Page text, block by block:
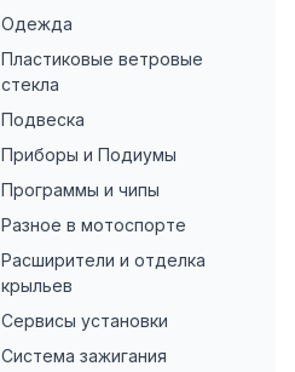
Одежда
Пластиковые ветровые
стекла
Подвеска
Приборы и Подиумы
Программы и чипы
Разное в мотоспорте
Расширители и отделка
крыльев
Сервисы установки
Система зажигания